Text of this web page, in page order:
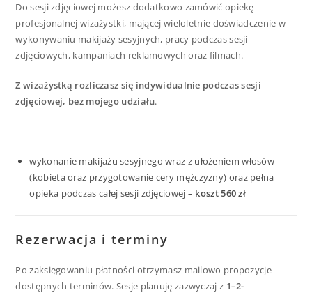
Do sesji zdjęciowej możesz dodatkowo zamówić opiekę
profesjonalnej wizażystki, mającej wieloletnie doświadczenie w
wykonywaniu makijaży sesyjnych, pracy podczas sesji
zdjęciowych, kampaniach reklamowych oraz filmach.
Z wizażystką rozliczasz się indywidualnie podczas sesji
zdjęciowej, bez mojego udziału.
wykonanie makijażu sesyjnego wraz z ułożeniem włosów
(kobieta oraz przygotowanie cery mężczyzny) oraz pełna
opieka podczas całej sesji zdjęciowej – koszt 560 zł
Rezerwacja i terminy
Po zaksięgowaniu płatności otrzymasz mailowo propozycje
dostępnych terminów. Sesje planuję zazwyczaj z 1–2-